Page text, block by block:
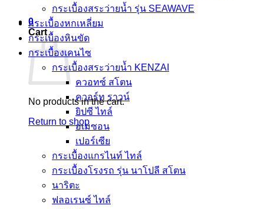
0
Cart
No products in the cart.
Return to shop
กระเบื้องสระว่ายนํ้า รุ่น SEAWAVE
กระเบื้องหกเหลี่ยม
กระเบื้องหินขัด
กระเบื้องเคนไซ
กระเบื้องสระว่ายน้ำ KENZAI
ควอทซ์ สโตน
ควอร์ท ราวน์
ยิปซี ไทล์
อเมซอน
เปอร์เซีย
กระเบื้องแกรไนท์ ไทล์
กระเบื้องโรงรถ รุ่น นาโปลี สโตน
นาริตะ
ฟลอเรนซ์ ไทล์